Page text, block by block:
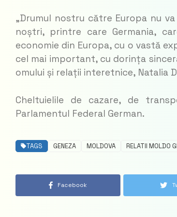
„Drumul nostru către Europa nu
noștri, printre care Germania,
economie din Europa, cu o vastă
cel mai important, cu dorința
omului și relații interetnice, Natalia
Cheltuielile de cazare, de
Parlamentul Federal German.
TAGS GENEZA MOLDOVA RELATII MOLDO
Facebook